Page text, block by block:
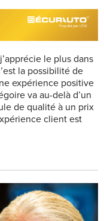
le plus dans
la possibilité de
expérience positive
va au-delà d’un
de qualité à un prix
client est